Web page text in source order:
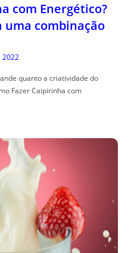
com Energético?
uma combinação
2022
quanto a criatividade do
Fazer Caipirinha com